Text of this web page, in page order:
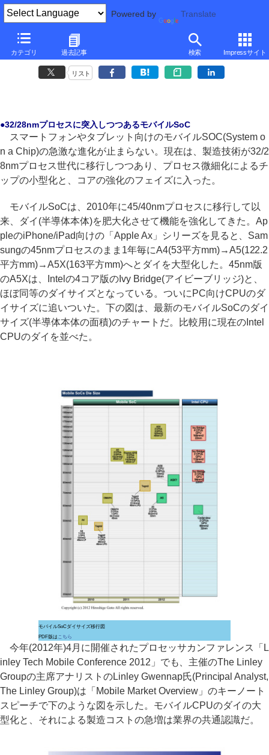
Powered by Translate
カテゴリ 過去記事 検索 Impressサイト
■後藤弘茂のWeekly海外ニュース■
32/28nmプロセス世代で進化が加速されるモバイルSoC
リスト
●32/28nmプロセスに突入しつつあるモバイルSoC
スマートフォンやタブレット向けのモバイルSOC(System o
n a Chip)の急激な進化が止まらない。現在は、製造技術が32/2
8nmプロセス世代に移行しつつあり、プロセス微細化によるチ
ップの小型化と、コアの強化のフェイズに入った。
モバイルSoCは、2010年に45/40nmプロセスに移行して以
来、ダイ(半導体本体)を肥大化させて機能を強化してきた。Ap
pleのiPhone/iPad向けの「Apple Ax」シリーズを見ると、Sam
sungの45nmプロセスのまま1年毎にA4(53平方mm)→A5(122.2
平方mm)→A5X(163平方mm)へとダイを大型化した。45nm版
のA5Xは、Intelの4コア版のIvy Bridge(アイビーブリッジ)と、
ほぼ同等のダイサイズとなっている。ついにPC向けCPUのダ
イサイズに追いついた。下の図は、最新のモバイルSoCのダイ
サイズ(半導体本体の面積)のチャートだ。比較用に現在のIntel
CPUのダイを並べた。
モバイルSoCダイサイズ移行図
PDF版は こちら
今年(2012年)4月に開催されたプロセッサカンファレンス「L
inley Tech Mobile Conference 2012」でも、主催のThe Linley
Groupの主席アナリストのLinley Gwennap氏(Principal Analyst,
The Linley Group)は「Mobile Market Overview」のキーノート
スピーチで下のような図を示した。モバイルCPUのダイの大
型化と、それによる製造コストの急増は業界の共通認識だ。